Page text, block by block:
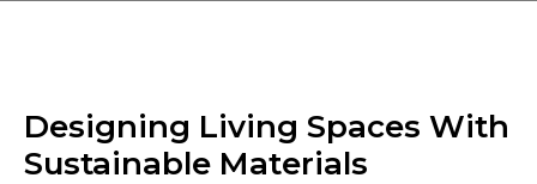
Designing Living Spaces With
Sustainable Materials